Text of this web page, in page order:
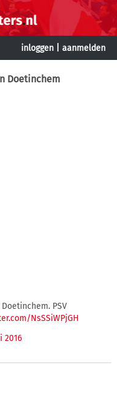
inloggen aanmelden
Doetinchem
PSV
NsSSiWPjGH
2016